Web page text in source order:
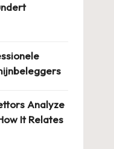
Analyze
It Relates